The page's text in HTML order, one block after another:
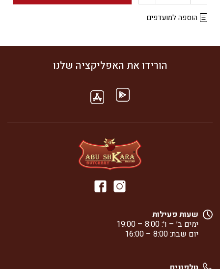
של
הוספה למועדפים
הורידו את האפליקציה שלנו
שעות פעילות
ימים ב׳ – ו׳: 8:00 – 19:00
יום שבת: 8:00 – 16:00